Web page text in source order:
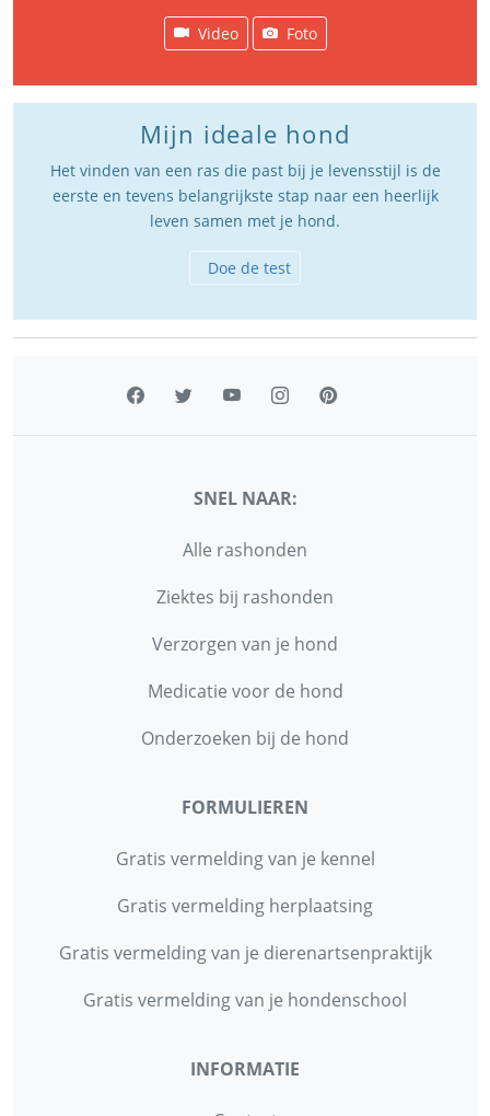
Video Foto
Mijn ideale hond
Het vinden van een ras die past bij je levensstijl is de
eerste en tevens belangrijkste stap naar een heerlijk
leven samen met je hond.
Doe de test
SNEL NAAR:
Alle rashonden
Ziektes bij rashonden
Verzorgen van je hond
Medicatie voor de hond
Onderzoeken bij de hond
FORMULIEREN
Gratis vermelding van je kennel
Gratis vermelding herplaatsing
Gratis vermelding van je dierenartsenpraktijk
Gratis vermelding van je hondenschool
INFORMATIE